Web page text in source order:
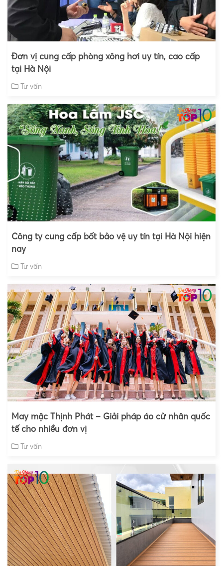
Đơn vị cung cấp phòng xông hơi uy tín, cao cấp
tại Hà Nội
Tư vấn
Công ty cung cấp bốt bảo vệ uy tín tại Hà Nội hiện
nay
Tư vấn
May mặc Thịnh Phát – Giải pháp áo cử nhân quốc
tế cho nhiều đơn vị
Tư vấn